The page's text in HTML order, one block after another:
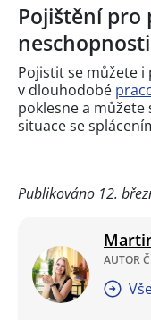
Pojištění pro
neschopnosti
Pojistit se můžete
v dlouhodobé
poklesne a
situace se
Publikováno 12.
AUTOR